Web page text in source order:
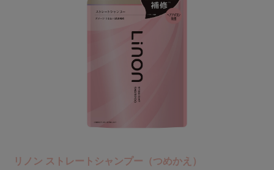
リノン ストレートシャンプー（つめかえ）